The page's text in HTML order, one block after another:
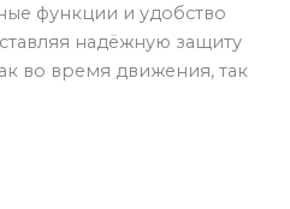
функции и удобство
надёжную защиту
во время движения, так